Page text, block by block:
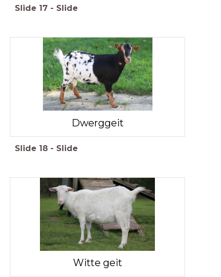
Slide 17 - Slide
Dwerggeit
Slide 18 - Slide
Witte geit